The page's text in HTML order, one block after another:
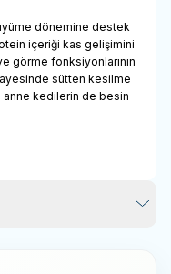
dönemine destek
içeriği kas gelişimini
görme fonksiyonlarının
sütten kesilme
anne kedilerin de besin